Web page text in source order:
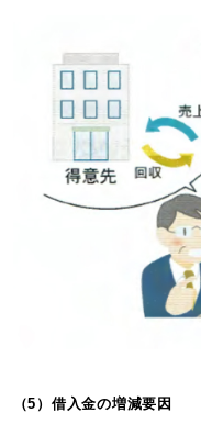
（5）借入金の増減要因